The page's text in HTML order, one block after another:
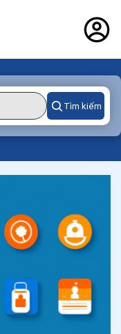
Tìm kiếm